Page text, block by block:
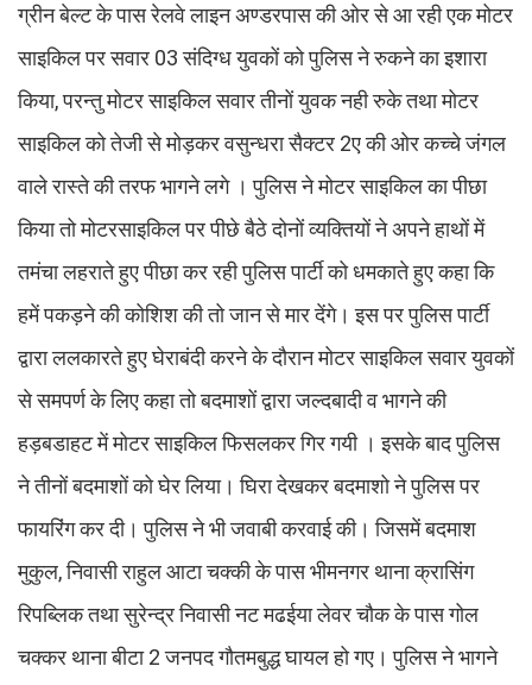
ग्रीन बेल्ट के पास रेलवे लाइन अण्डरपास की ओर से आ रही एक मोटर
साइकिल पर सवार 03 संदिग्ध युवकों को पुलिस ने रुकने का इशारा
किया, परन्तु मोटर साइकिल सवार तीनों युवक नही रुके तथा मोटर
साइकिल को तेजी से मोड़कर वसुन्धरा सैक्टर 2ए की ओर कच्चे जंगल
वाले रास्ते की तरफ भागने लगे । पुलिस ने मोटर साइकिल का पीछा
किया तो मोटरसाइकिल पर पीछे बैठे दोनों व्यक्तियों ने अपने हाथों में
तमंचा लहराते हुए पीछा कर रही पुलिस पार्टी को धमकाते हुए कहा कि
हमें पकड़ने की कोशिश की तो जान से मार देंगे। इस पर पुलिस पार्टी
द्वारा ललकारते हुए घेराबंदी करने के दौरान मोटर साइकिल सवार युवकों
से समपर्ण के लिए कहा तो बदमाशों द्वारा जल्दबादी व भागने की
हड़बडाहट में मोटर साइकिल फिसलकर गिर गयी । इसके बाद पुलिस
ने तीनों बदमाशों को घेर लिया। घिरा देखकर बदमाशो ने पुलिस पर
फायरिंग कर दी। पुलिस ने भी जवाबी करवाई की। जिसमें बदमाश
मुकुल, निवासी राहुल आटा चक्की के पास भीमनगर थाना क्रासिंग
रिपब्लिक तथा सुरेन्द्र निवासी नट मढईया लेवर चौक के पास गोल
चक्कर थाना बीटा 2 जनपद गौतमबुद्ध घायल हो गए। पुलिस ने भागने